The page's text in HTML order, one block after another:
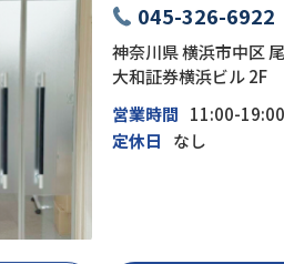
045-326-6922
神奈川県 横浜市中区
大和証券横浜ビル 2F
営業時間 11:00-19:00
定休日
なし